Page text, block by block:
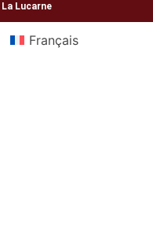
La Lucarne
Français